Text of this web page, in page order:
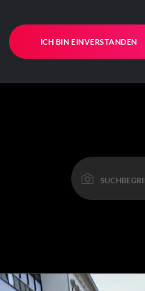
ICH BIN EINVERSTANDEN